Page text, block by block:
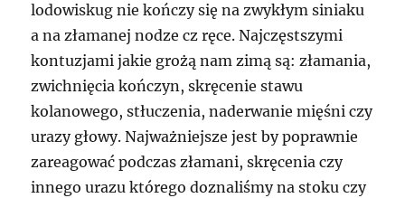
lodowiskug nie kończy się na zwykłym siniaku
a na złamanej nodze cz ręce. Najczęstszymi
kontuzjami jakie grożą nam zimą są: złamania,
zwichnięcia kończyn, skręcenie stawu
kolanowego, stłuczenia, naderwanie mięśni czy
urazy głowy. Najważniejsze jest by poprawnie
zareagować podczas złamani, skręcenia czy
innego urazu którego doznaliśmy na stoku czy